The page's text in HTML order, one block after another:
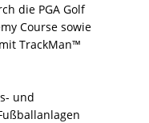
die PGA Golf
Course sowie
TrackMan™
und